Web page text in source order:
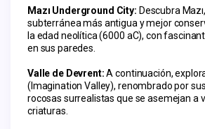
Mazı Underground City: Descubra
subterránea más antigua y mejor
la edad neolítica (6000 aC), con
en sus paredes.
Valle de Devrent: A continuación,
(Imagination Valley), renombrado por
rocosas surrealistas que se asemejan a
criaturas.